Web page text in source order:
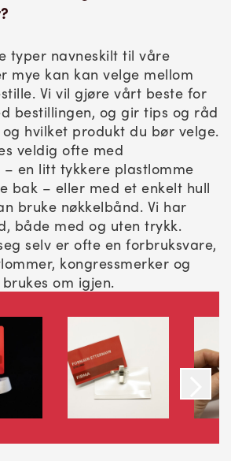
typer navneskilt til våre
mye kan kan velge mellom
Vi vil gjøre vårt beste for
bestillingen, og gir tips og råd
hvilket produkt du bør velge.
veldig ofte med
– en litt tykkere plastlomme
bak – eller med et enkelt hull
bruke nøkkelbånd. Vi har
både med og uten trykk.
selv er ofte en forbruksvare,
kongressmerker og
om igjen.